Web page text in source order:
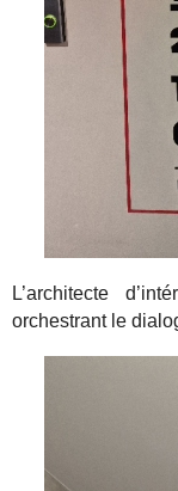
L’architecte
orchestrant le